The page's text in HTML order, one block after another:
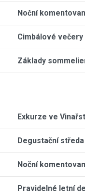
Noční
Cimbálové
Základy
Exkurze ve
Degustační
Noční
Pravidelné letní